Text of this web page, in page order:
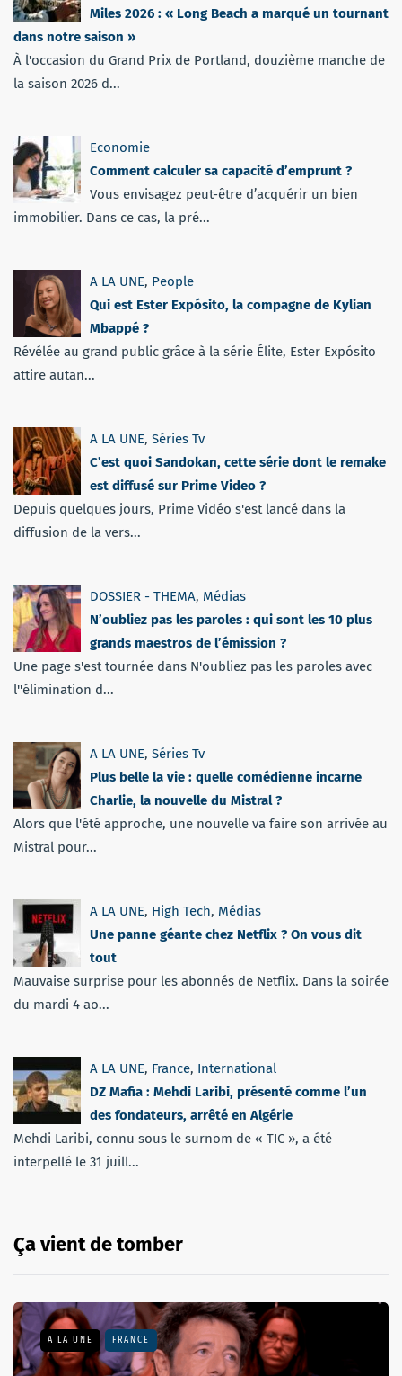
Miles 2026 : « Long Beach a marqué un tournant
dans notre saison »
À l'occasion du Grand Prix de Portland, douzième manche de
la saison 2026 d...
Economie
Comment calculer sa capacité d’emprunt ?
Vous envisagez peut-être d’acquérir un bien
immobilier. Dans ce cas, la pré...
A LA UNE, People
Qui est Ester Expósito, la compagne de Kylian
Mbappé ?
Révélée au grand public grâce à la série Élite, Ester Expósito
attire autan...
A LA UNE, Séries Tv
C’est quoi Sandokan, cette série dont le remake
est diffusé sur Prime Video ?
Depuis quelques jours, Prime Vidéo s'est lancé dans la
diffusion de la vers...
DOSSIER - THEMA, Médias
N’oubliez pas les paroles : qui sont les 10 plus
grands maestros de l’émission ?
Une page s'est tournée dans N'oubliez pas les paroles avec
l''élimination d...
A LA UNE, Séries Tv
Plus belle la vie : quelle comédienne incarne
Charlie, la nouvelle du Mistral ?
Alors que l'été approche, une nouvelle va faire son arrivée au
Mistral pour...
A LA UNE, High Tech, Médias
Une panne géante chez Netflix ? On vous dit
tout
Mauvaise surprise pour les abonnés de Netflix. Dans la soirée
du mardi 4 ao...
A LA UNE, France, International
DZ Mafia : Mehdi Laribi, présenté comme l’un
des fondateurs, arrêté en Algérie
Mehdi Laribi, connu sous le surnom de « TIC », a été
interpellé le 31 juill...
Ça vient de tomber
A LA UNE FRANCE